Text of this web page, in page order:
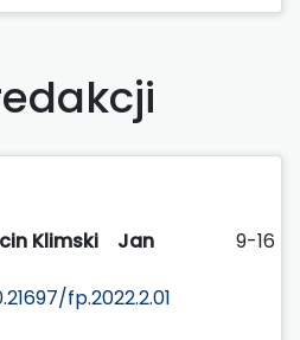
Klimski
Jan
9-16
fp.2022.2.01